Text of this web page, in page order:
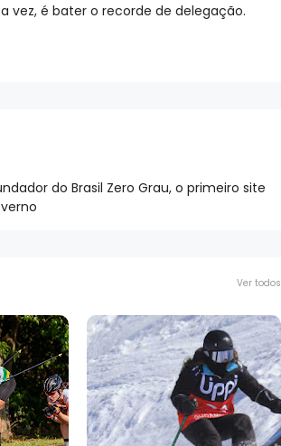
vez, é bater o recorde de delegação.
do Brasil Zero Grau, o primeiro site
Ver todos